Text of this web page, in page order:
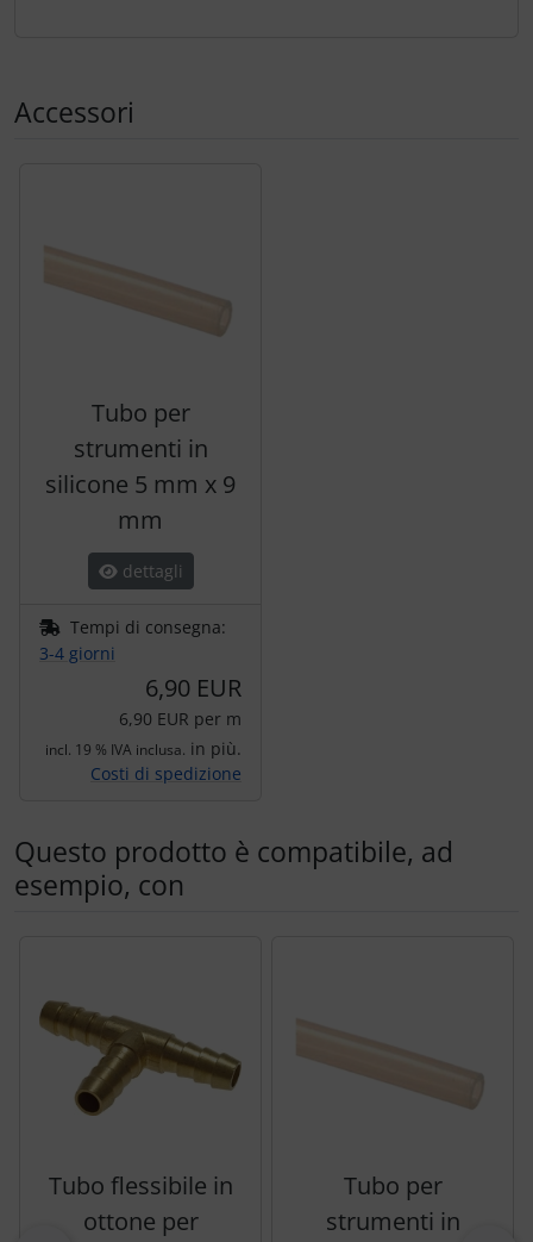
Accessori
Tubo per
strumenti in
silicone 5 mm x 9
mm
dettagli
Tempi di consegna:
3-4 giorni
6,90 EUR
6,90 EUR per m
incl. 19 % IVA inclusa. in più.
Costi di spedizione
Questo prodotto è compatibile, ad
esempio, con
Tubo flessibile in
ottone per
Tubo per
strumenti in